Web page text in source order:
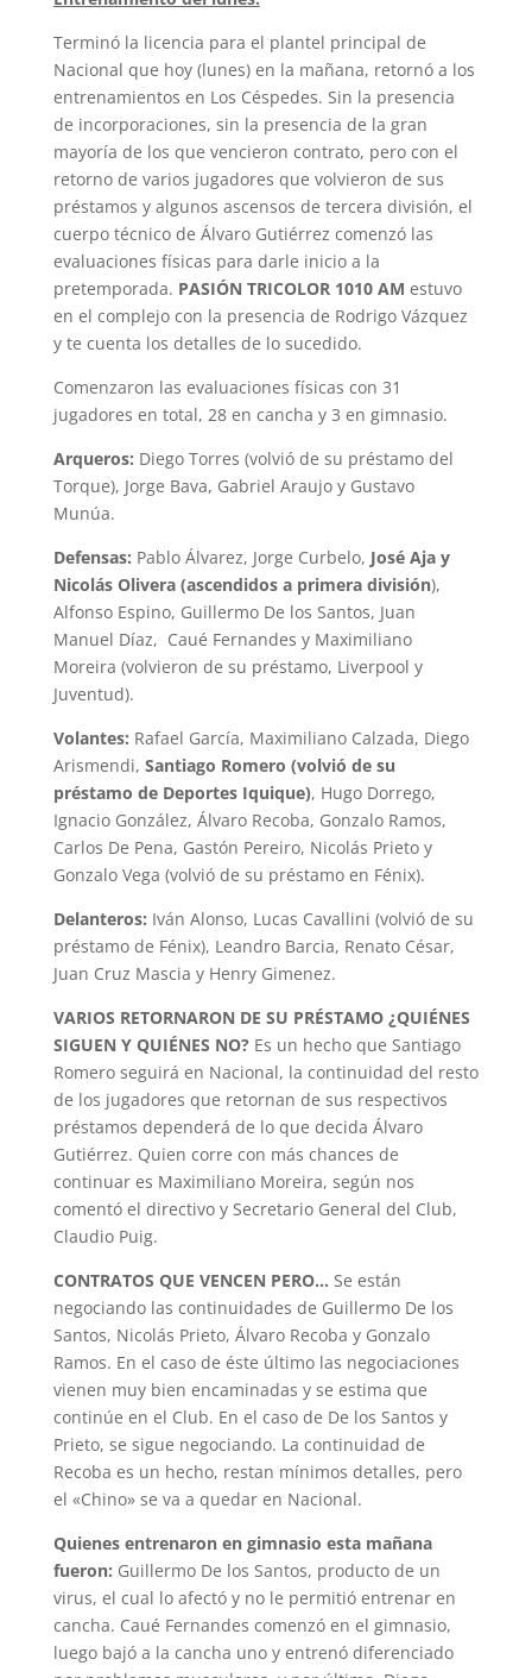
Terminó la licencia para el plantel principal de
Nacional que hoy (lunes) en la mañana, retornó a los
entrenamientos en Los Céspedes. Sin la presencia
de incorporaciones, sin la presencia de la gran
mayoría de los que vencieron contrato, pero con el
retorno de varios jugadores que volvieron de sus
préstamos y algunos ascensos de tercera división, el
cuerpo técnico de Álvaro Gutiérrez comenzó las
evaluaciones físicas para darle inicio a la
pretemporada. PASIÓN TRICOLOR 1010 AM estuvo
en el complejo con la presencia de Rodrigo Vázquez
y te cuenta los detalles de lo sucedido.
Comenzaron las evaluaciones físicas con 31
jugadores en total, 28 en cancha y 3 en gimnasio.
Arqueros: Diego Torres (volvió de su préstamo del
Torque), Jorge Bava, Gabriel Araujo y Gustavo
Munúa.
Defensas: Pablo Álvarez, Jorge Curbelo, José Aja y
Nicolás Olivera (ascendidos a primera división),
Alfonso Espino, Guillermo De los Santos, Juan
Manuel Díaz, Caué Fernandes y Maximiliano
Moreira (volvieron de su préstamo, Liverpool y
Juventud).
Volantes: Rafael García, Maximiliano Calzada, Diego
Arismendi, Santiago Romero (volvió de su
préstamo de Deportes Iquique), Hugo Dorrego,
Ignacio González, Álvaro Recoba, Gonzalo Ramos,
Carlos De Pena, Gastón Pereiro, Nicolás Prieto y
Gonzalo Vega (volvió de su préstamo en Fénix).
Delanteros: Iván Alonso, Lucas Cavallini (volvió de su
préstamo de Fénix), Leandro Barcia, Renato César,
Juan Cruz Mascia y Henry Gimenez.
VARIOS RETORNARON DE SU PRÉSTAMO ¿QUIÉNES
SIGUEN Y QUIÉNES NO?Es un hecho que Santiago
Romero seguirá en Nacional, la continuidad del resto
de los jugadores que retornan de sus respectivos
préstamos dependerá de lo que decida Álvaro
Gutiérrez. Quien corre con más chances de
continuar es Maximiliano Moreira, según nos
comentó el directivo y Secretario General del Club,
Claudio Puig.
CONTRATOS QUE VENCEN PERO… Se están
negociando las continuidades de Guillermo De los
Santos, Nicolás Prieto, Álvaro Recoba y Gonzalo
Ramos. En el caso de éste último las negociaciones
vienen muy bien encaminadas y se estima que
continúe en el Club. En el caso de De los Santos y
Prieto, se sigue negociando. La continuidad de
Recoba es un hecho, restan mínimos detalles, pero
el «Chino» se va a quedar en Nacional.
Quienes entrenaron en gimnasio esta mañana
fueron: Guillermo De los Santos, producto de un
virus, el cual lo afectó y no le permitió entrenar en
cancha. Caué Fernandes comenzó en el gimnasio,
luego bajó a la cancha uno y entrenó diferenciado